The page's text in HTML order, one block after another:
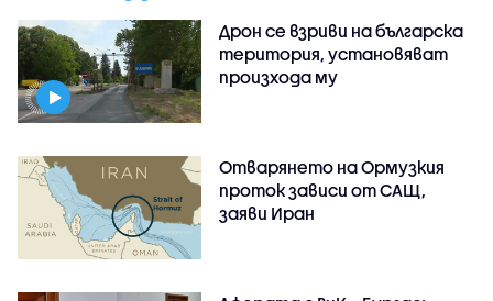
Дрон се взриви на българска
територия, установяват
произхода му
Отварянето на Ормузкия
проток зависи от САЩ,
заяви Иран